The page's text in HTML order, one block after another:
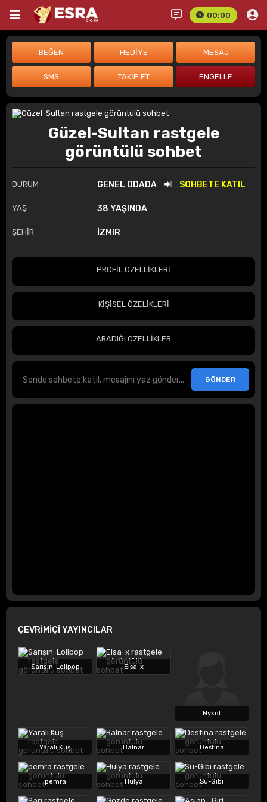
00:00
Güzel-Sultan rastgele
görüntülü sohbet
DURUM GENEL ODADA SOHBETE KATIL
YAŞ 38 YAŞINDA
ŞEHİR İZMIR
PROFİL ÖZELLİKLERİ
KİŞİSEL ÖZELİKLERİ
ARADIĞI ÖZELLİKLER
ÇEVRİMİÇİ YAYINCILAR
Sarışın-Lolipop Elsa-x
Nykol
Yaralı Kuş Balnar Destina
pemra Hülya Su-Gibi